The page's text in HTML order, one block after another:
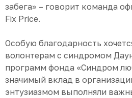
забега» – говорит команда
Fix Price.
Особую благодарность
волонтерам с синдромом
программ фонда «Синдром
значимый вклад в
энтузиазмом выполняли